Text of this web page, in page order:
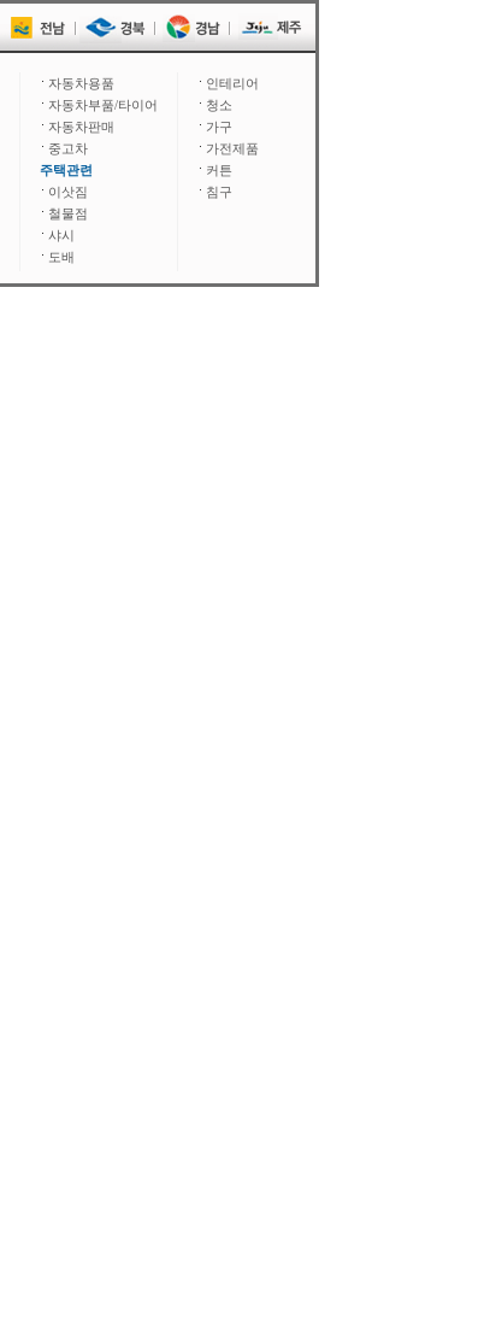
자동차용품
자동차부품/타이어
자동차판매
중고차
주택관련
이삿짐
철물점
샤시
도배
인테리어
청소
가구
가전제품
커튼
침구